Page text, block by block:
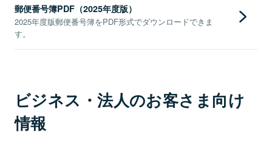
郵便番号簿PDF（2025年度版）
2025年度版郵便番号簿をPDF形式でダウンロードできま
す。
ビジネス・法人のお客さま向け
情報